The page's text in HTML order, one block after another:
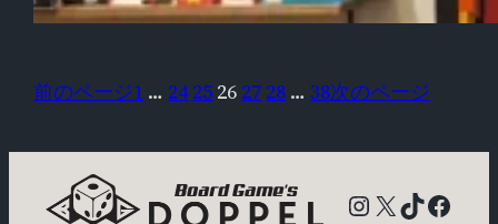
前のページ1 … 2425 26 27 28 … 38次のページ
Instagram
X TikTok